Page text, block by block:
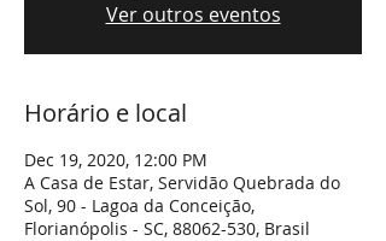
Ver outros eventos
Horário e local
Dec 19, 2020, 12:00 PM
A Casa de Estar, Servidão Quebrada do
Sol, 90 - Lagoa da Conceição,
Florianópolis - SC, 88062-530, Brasil